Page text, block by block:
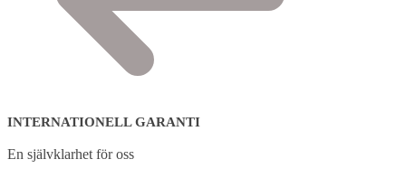
INTERNATIONELL GARANTI
En självklarhet för oss